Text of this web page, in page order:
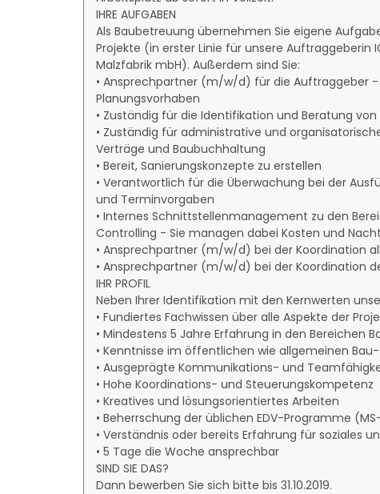
IHRE AUFGABEN
Als Baubetreuung übernehmen Sie eigene
Projekte (in erster Linie für unsere Auftraggeberin
Malzfabrik mbH). Außerdem sind Sie:
• Ansprechpartner (m/w/d) für die Auftraggeber
Planungsvorhaben
• Zuständig für die Identifikation und Beratung
• Zuständig für administrative und
Verträge und Baubuchhaltung
• Bereit, Sanierungskonzepte zu erstellen
• Verantwortlich für die Überwachung bei der
und Terminvorgaben
• Internes Schnittstellenmanagement zu den
Controlling - Sie managen dabei Kosten und
• Ansprechpartner (m/w/d) bei der Koordination
• Ansprechpartner (m/w/d) bei der Koordination
IHR PROFIL
Neben Ihrer Identifikation mit den Kernwerten
• Fundiertes Fachwissen über alle Aspekte der
• Mindestens 5 Jahre Erfahrung in den Bereichen
• Kenntnisse im öffentlichen wie allgemeinen
• Ausgeprägte Kommunikations- und
• Hohe Koordinations- und Steuerungskompetenz
• Kreatives und lösungsorientiertes Arbeiten
• Beherrschung der üblichen EDV-Programme
• Verständnis oder bereits Erfahrung für soziales
• 5 Tage die Woche ansprechbar
SIND SIE DAS?
Dann bewerben Sie sich bitte bis 31.10.2019.